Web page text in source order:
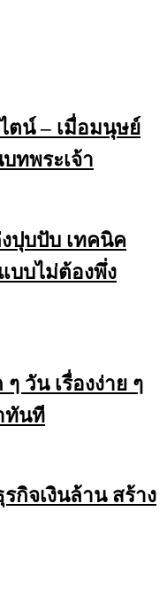
ตน์ – เมื่อมนุษย์
ทพระเจ้า
งปุบปับ เทคนิค
บบไม่ต้องพึ่ง
วัน เรื่องง่าย ๆ
ทันที
กิจเงินล้าน สร้าง